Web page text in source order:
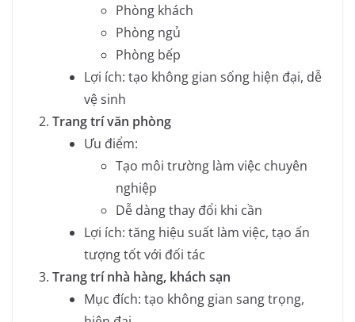
Phòng khách
Phòng ngủ
Phòng bếp
Lợi ích: tạo không gian sống hiện đại, dễ
vệ sinh
Trang trí văn phòng
Ưu điểm:
Tạo môi trường làm việc chuyên
nghiệp
Dễ dàng thay đổi khi cần
Lợi ích: tăng hiệu suất làm việc, tạo ấn
tượng tốt với đối tác
Trang trí nhà hàng, khách sạn
Mục đích: tạo không gian sang trọng,